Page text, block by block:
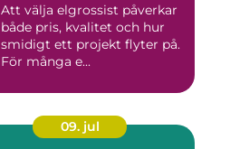
Att välja elgrossist påverkar
både pris, kvalitet och hur
smidigt ett projekt flyter på.
För många e...
09. jul